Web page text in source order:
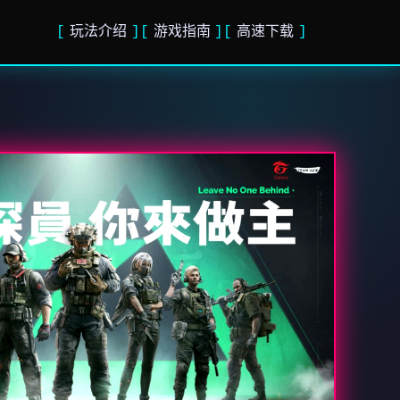
玩法介绍 游戏指南 高速下载